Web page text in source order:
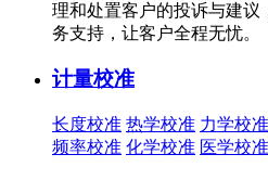
理和处置客户的投诉与建议
务支持，让客户全程无忧。
计量校准
长度校准 热学校准 力学校准
频率校准 化学校准 医学校准